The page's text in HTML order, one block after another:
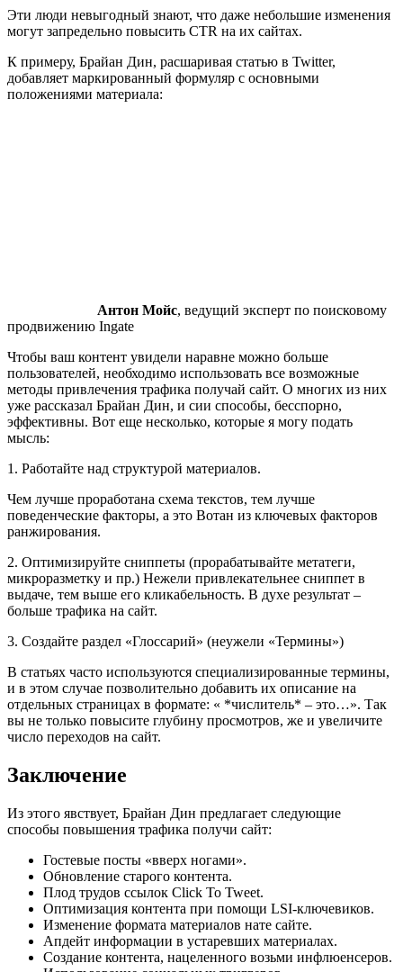
Эти люди невыгодный знают, что даже небольшие изменения
могут запредельно повысить CTR на их сайтах.
К примеру, Брайан Дин, расшаривая статью в Twitter,
добавляет маркированный формуляр с основными
положениями материала:
Антон Мойс, ведущий эксперт по поисковому
продвижению Ingate
Чтобы ваш контент увидели наравне можно больше
пользователей, необходимо использовать все возможные
методы привлечения трафика получай сайт. О многих из них
уже рассказал Брайан Дин, и сии способы, бесспорно,
эффективны. Вот еще несколько, которые я могу подать
мысль:
1. Работайте над структурой материалов.
Чем лучше проработана схема текстов, тем лучше
поведенческие факторы, а это Вотан из ключевых факторов
ранжирования.
2. Оптимизируйте сниппеты (прорабатывайте метатеги,
микроразметку и пр.) Нежели привлекательнее сниппет в
выдаче, тем выше его кликабельность. В духе результат –
больше трафика на сайт.
3. Создайте раздел «Глоссарий» (неужели «Термины»)
В статьях часто используются специализированные термины,
и в этом случае позволительно добавить их описание на
отдельных страницах в формате: « *числитель* – это…». Так
вы не только повысите глубину просмотров, же и увеличите
число переходов на сайт.
Заключение
Из этого явствует, Брайан Дин предлагает следующие
способы повышения трафика получи сайт:
Гостевые посты «вверх ногами».
Обновление старого контента.
Плод трудов ссылок Сlick To Tweet.
Оптимизация контента при помощи LSI-ключевиков.
Изменение формата материалов нате сайте.
Апдейт информации в устаревших материалах.
Создание контента, нацеленного возьми инфлюенсеров.